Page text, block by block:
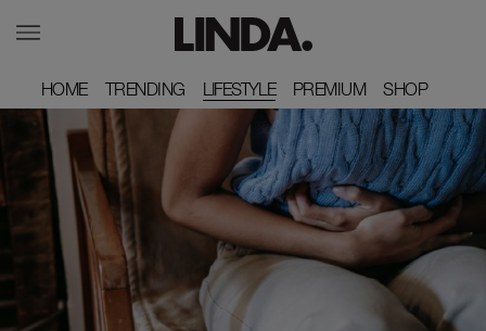
HOME
HOME TRENDING
TRENDING LIFESTYLE PREMIUM
PREMIUM SHOP
SHOP